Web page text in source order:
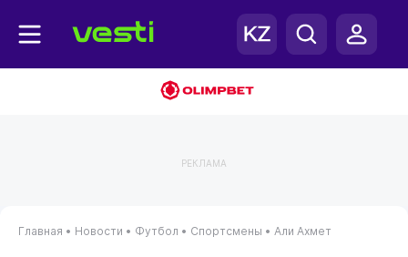
РЕКЛАМА
Главная • Новости • Футбол • Спортсмены • Али Ахмет